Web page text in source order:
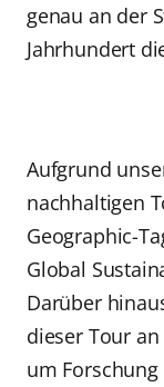
genau an der
Jahrhundert
Aufgrund
nachhaltigen
Geographic-
Global
Darüber
dieser Tour
um